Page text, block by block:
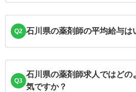
Q2 石川県の薬剤師の平均給与は
Q3
石川県の薬剤師求人ではどの
気ですか？